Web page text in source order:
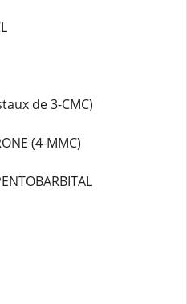
de 3-CMC)
(4-MMC)